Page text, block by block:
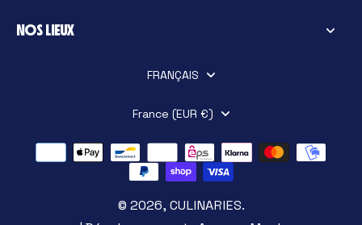
NOS LIEUX
FRANÇAIS
France (EUR €)
© 2026, CULINARIES.